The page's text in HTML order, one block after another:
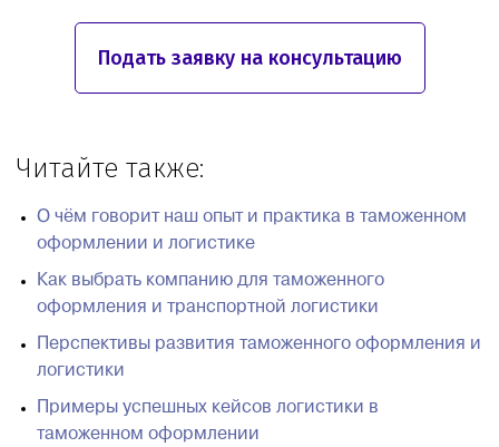
Подать заявку на консультацию
Читайте также:
О чём говорит наш опыт и практика в таможенном
оформлении и логистике
Как выбрать компанию для таможенного
оформления и транспортной логистики
Перспективы развития таможенного оформления и
логистики
Примеры успешных кейсов логистики в
таможенном оформлении